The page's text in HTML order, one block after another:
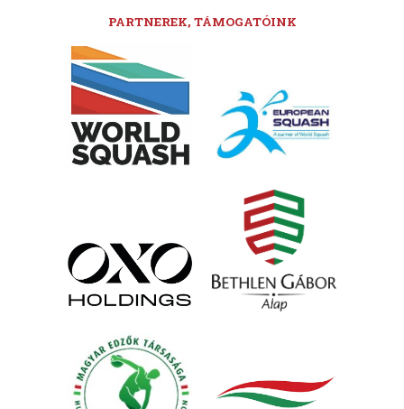
PARTNEREK, TÁMOGATÓINK